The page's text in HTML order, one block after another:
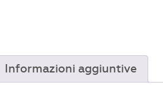
Informazioni aggiuntive